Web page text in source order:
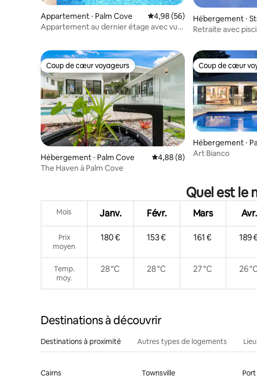
Appartement ⋅ Palm Cove Évaluation moyenne sur la
4,98 (56)
Appartement au dernier étage avec vue
Hébergement ⋅
Retraite avec
Coup de cœur voyageurs
Coup de cœur voyageurs
Hébergement ⋅ Palm Cove Évaluation moyenne sur la
4,88 (8)
The Haven à Palm Cove
Coup de cœur
Coup de cœur
Hébergement ⋅
Art Bianco
Quel est le
Mois Janv. Févr. Mars Avr.
Prix
moyen
180 € 153 € 161 € 189
Temp.
moy.
28 °C 28 °C 27 °C 26
Destinations à découvrir
Destinations à proximité Autres types de logements
Cairns Townsville